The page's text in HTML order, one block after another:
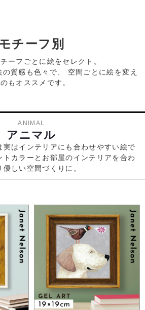
チーフ別
ーフごとに絵をセレクト。
質感も色々で、 空間ごとに絵を変え
もオススメです。
ANIMAL
アニマル
はインテリアにも合わせやすい絵で
カラーとお部屋のインテリアを合わ
しい空間づくりに。